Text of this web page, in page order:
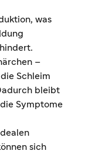
was
–
Schleim
bleibt
Symptome
sich